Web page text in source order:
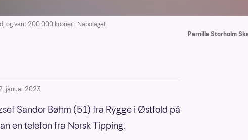
og vant 200.000 kroner i Nabolaget.
Pernille Storholm
januar 2023
Sandor Bøhm (51) fra Rygge i Østfold på
en telefon fra Norsk Tipping.